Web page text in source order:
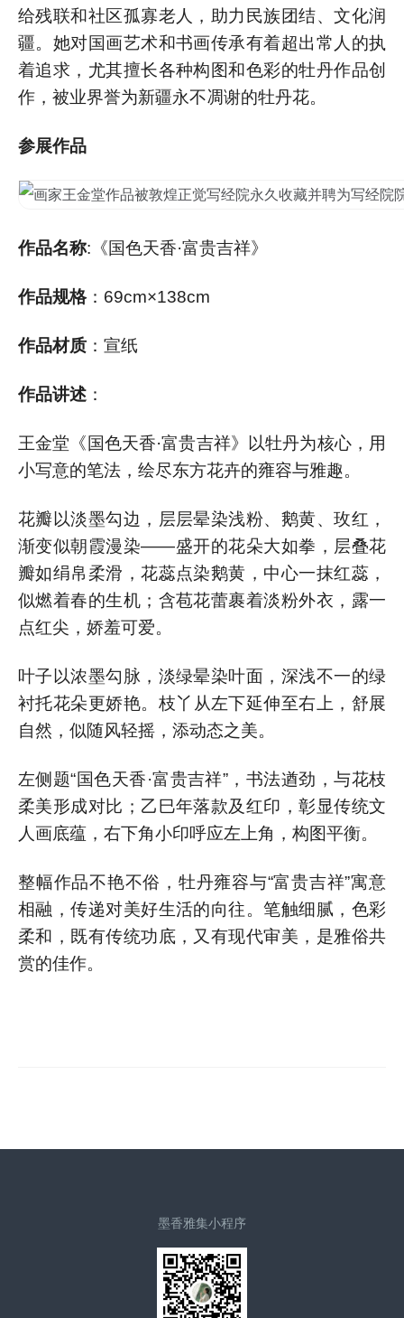
给残联和社区孤寡老人，助力民族团结、文化润
疆。她对国画艺术和书画传承有着超出常人的执
着追求，尤其擅长各种构图和色彩的牡丹作品创
作，被业界誉为新疆永不凋谢的牡丹花。
参展作品
作品名称:《国色天香·富贵吉祥》
作品规格：69cm×138cm
作品材质 ：宣纸
作品讲述 ：
王金堂《国色天香·富贵吉祥》以牡丹为核心，用
小写意的笔法，绘尽东方花卉的雍容与雅趣。
花瓣以淡墨勾边，层层晕染浅粉、鹅黄、玫红，
渐变似朝霞漫染——盛开的花朵大如拳，层叠花
瓣如绢帛柔滑，花蕊点染鹅黄，中心一抹红蕊，
似燃着春的生机；含苞花蕾裹着淡粉外衣，露一
点红尖，娇羞可爱。
叶子以浓墨勾脉，淡绿晕染叶面，深浅不一的绿
衬托花朵更娇艳。 枝丫 从左下延伸至右上，舒展
自然，似随风轻摇，添动态之美。
左侧题“国色天香·富贵吉祥”，书法遒劲，与花枝
柔美形成对比；乙巳年落款及红印，彰显传统文
人画底蕴，右下角小印呼应左上角，构图平衡。
整幅作品不艳不俗，牡丹雍容与“富贵吉祥”寓意
相融，传递对美好生活的向往。笔触细腻，色彩
柔和，既有传统功底，又有现代审美，是雅俗共
赏的佳作。
墨香雅集小程序